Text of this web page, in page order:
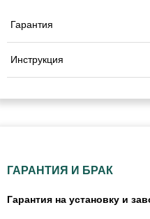
Гарантия
Инструкция
ГАРАНТИЯ И БРАК
Гарантия на установку и